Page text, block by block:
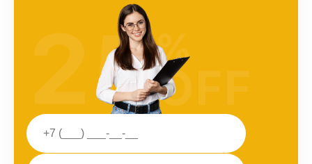
25%
OFF